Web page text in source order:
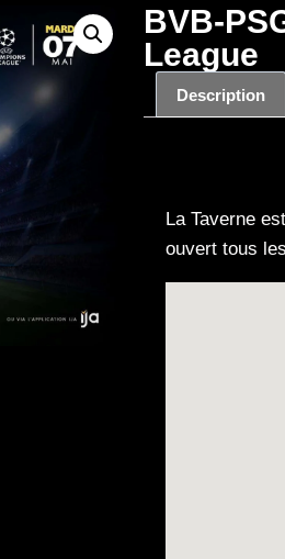
BVB-
League
Description
La Taverne
ouvert tous